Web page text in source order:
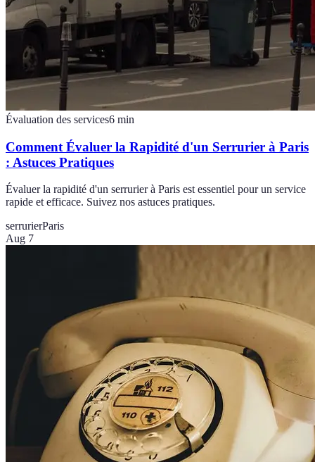
Évaluation des services6 min
Comment Évaluer la Rapidité d'un Serrurier à Paris
: Astuces Pratiques
Évaluer la rapidité d'un serrurier à Paris est essentiel pour un service
rapide et efficace. Suivez nos astuces pratiques.
serrurierParis
Aug 7